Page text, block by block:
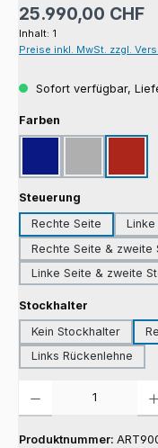
Regulärer Preis:
25.990,00 CHF
Inhalt: 1
Preise inkl. MwSt. zzgl.
Sofort verfügbar,
Farben
Steuerung
Rechte Seite
Linke
Rechte Seite & zweite
Linke Seite & zweite
Stockhalter
Kein Stockhalter
Links Rückenlehne
Produktnummer: